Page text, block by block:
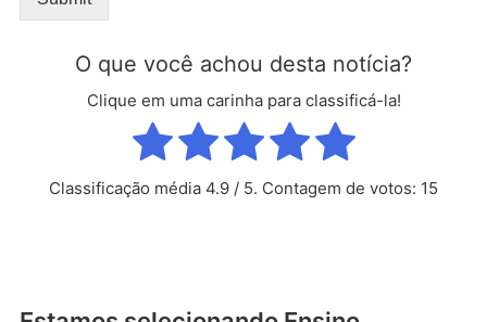
O que você achou desta notícia?
Clique em uma carinha para classificá-la!
Classificação média 4.9 / 5. Contagem de votos: 15